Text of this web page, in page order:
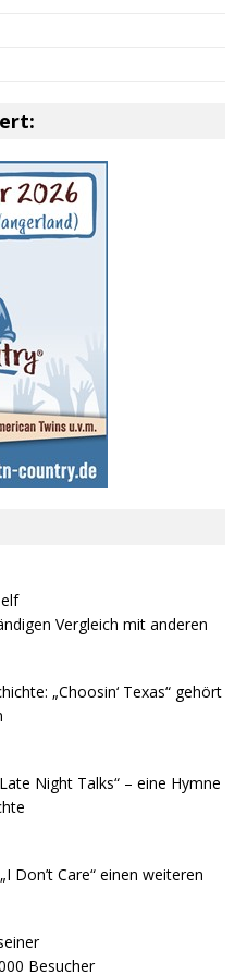
Vergleich mit anderen
„Choosin‘ Texas“ gehört
Night Talks“ – eine Hymne
Don’t Care“ einen weiteren